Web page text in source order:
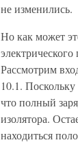
не изменились.
Но как может
Рассмотрим
10.1.
что полный
изолятора.
находиться